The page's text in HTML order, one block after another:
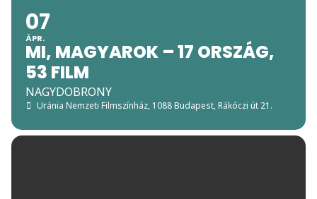
07
ÁPR.
MI, MAGYAROK – 17 ORSZÁG,
53 FILM
NAGYDOBRONY
Uránia Nemzeti Filmszínház, 1088 Budapest, Rákóczi út 21.